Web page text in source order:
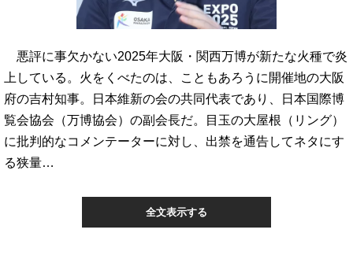
悪評に事欠かない2025年大阪・関西万博が新たな火種で炎
上している。火をくべたのは、こともあろうに開催地の大阪
府の吉村知事。日本維新の会の共同代表であり、日本国際博
覧会協会（万博協会）の副会長だ。目玉の大屋根（リング）
に批判的なコメンテーターに対し、出禁を通告してネタにす
る狭量…
全文表示する